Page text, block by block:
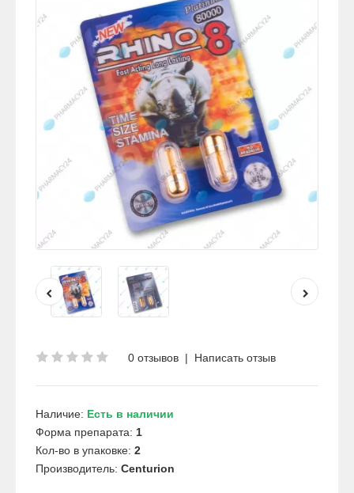
0 отзывов | Написать отзыв
Наличие: Есть в наличии
Форма препарата: 1
Кол-во в упаковке: 2
Производитель: Centurion